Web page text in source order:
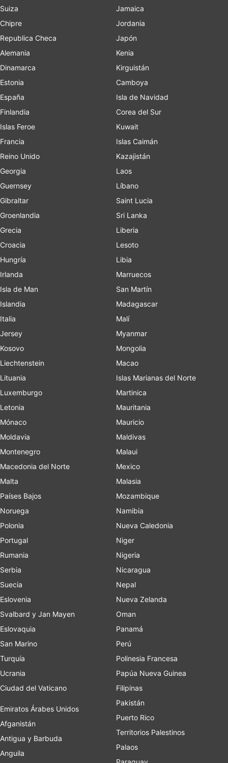
Suiza
Chipre
Republica Checa
Alemania
Dinamarca
Estonia
España
Finlandia
Islas Feroe
Francia
Reino Unido
Georgia
Guernsey
Gibraltar
Groenlandia
Grecia
Croacia
Hungría
Irlanda
Isla de Man
Islandia
Italia
Jersey
Kosovo
Liechtenstein
Lituania
Luxemburgo
Letonia
Mónaco
Moldavia
Montenegro
Macedonia del Norte
Malta
Países Bajos
Noruega
Polonia
Portugal
Rumania
Serbia
Suecia
Eslovenia
Svalbard y Jan Mayen
Eslovaquia
San Marino
Turquía
Ucrania
Ciudad del Vaticano
Emiratos Árabes Unidos
Afganistán
Antigua y Barbuda
Anguila
Jamaica
Jordania
Japón
Kenia
Kirguistán
Camboya
Isla de Navidad
Corea del Sur
Kuwait
Islas Caimán
Kazajistán
Laos
Líbano
Saint Lucia
Sri Lanka
Liberia
Lesoto
Libia
Marruecos
San Martín
Madagascar
Malí
Myanmar
Mongolia
Macao
Islas Marianas del Norte
Martinica
Mauritania
Mauricio
Maldivas
Malaui
Mexico
Malasia
Mozambique
Namibia
Nueva Caledonia
Niger
Nigeria
Nicaragua
Nepal
Nueva Zelanda
Oman
Panamá
Perú
Polinesia Francesa
Papúa Nueva Guinea
Filipinas
Pakistán
Puerto Rico
Territorios Palestinos
Palaos